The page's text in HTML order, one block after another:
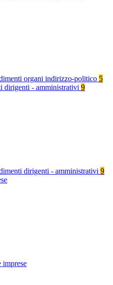
organi indirizzo-politico 5
dirigenti - amministrativi 9
dirigenti - amministrativi 9